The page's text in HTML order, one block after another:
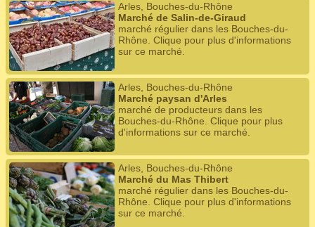
Arles, Bouches-du-Rhône
Marché de Salin-de-Giraud
marché régulier dans les Bouches-du-
Rhône. Clique pour plus d'informations
sur ce marché.
Arles, Bouches-du-Rhône
Marché paysan d'Arles
marché de producteurs dans les
Bouches-du-Rhône. Clique pour plus
d'informations sur ce marché.
Arles, Bouches-du-Rhône
Marché du Mas Thibert
marché régulier dans les Bouches-du-
Rhône. Clique pour plus d'informations
sur ce marché.